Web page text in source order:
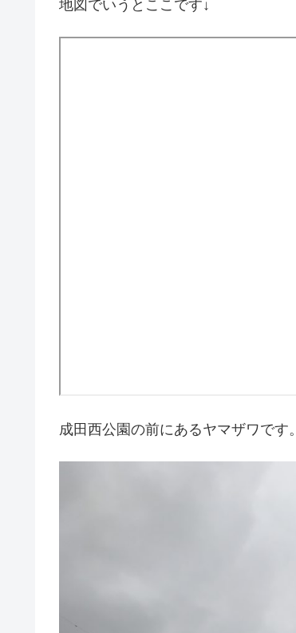
地図でいうとここです↓
成田西公園の前にあるヤマザワです。